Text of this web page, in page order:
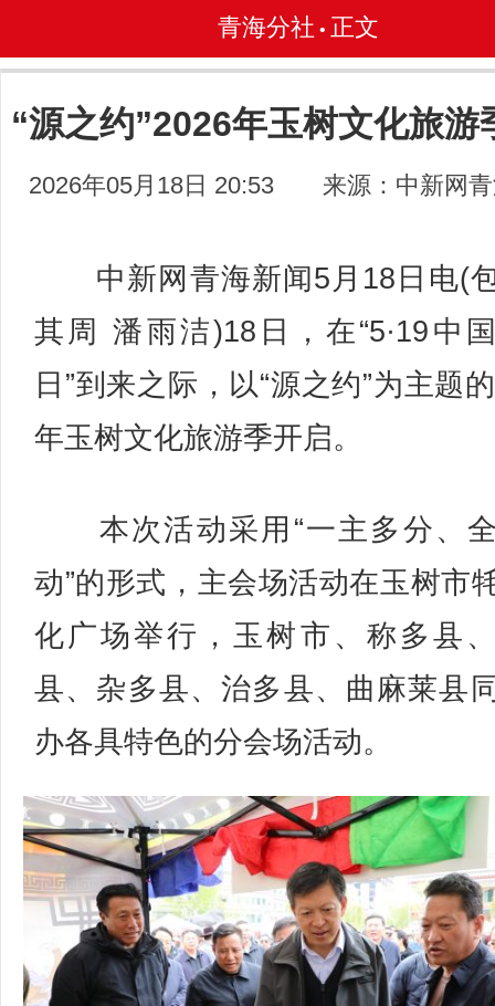
青海分社 • 正文
“源之约”2026年玉树文化旅游
2026年05月18日 20:53 来源：中新网
中新网青海新闻5月18日电(
其周 潘雨洁)18日，在“5·19中
日”到来之际，以“源之约”为主题
年玉树文化旅游季开启。
本次活动采用“一主多分、
动”的形式，主会场活动在玉树市
化广场举行，玉树市、称多县
县、杂多县、治多县、曲麻莱县
办各具特色的分会场活动。